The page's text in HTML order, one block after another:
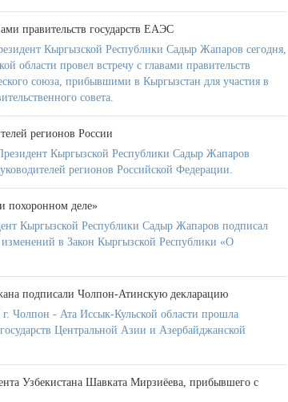
правительств государств ЕАЭС
Кыргызской Республики Садыр Жапаров сегодня,
области провел встречу с главами правительств
союза, прибывшими в Кыргызстан для участия в
совета.
регионов России
Кыргызской Республики Садыр Жапаров
регионов Российской Федерации.
похоронном деле»
Кыргызской Республики Садыр Жапаров подписал
в Закон Кыргызской Республики «О
подписали Чолпон-Атинскую декларацию
- Ата Иссык-Кульской области прошла
Центральной Азии и Азербайджанской
Узбекистана Шавката Мирзиёева, прибывшего с